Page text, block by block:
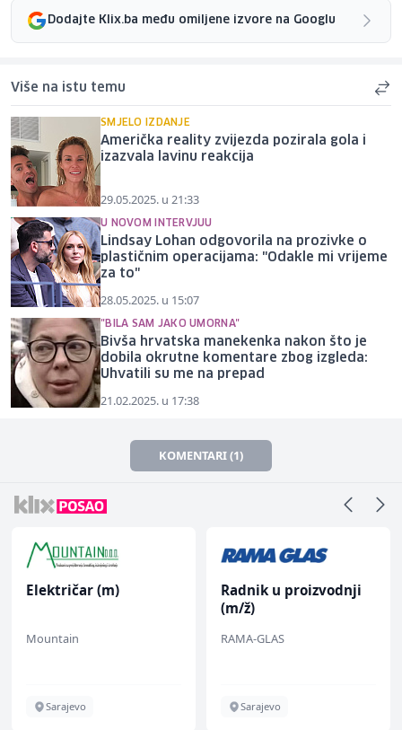
Dodajte Klix.ba među omiljene izvore na Googlu
Više na istu temu
SMJELO IZDANJE
Američka reality zvijezda pozirala gola i
izazvala lavinu reakcija
29.05.2025. u 21:33
U NOVOM INTERVJUU
Lindsay Lohan odgovorila na prozivke o
plastičnim operacijama: "Odakle mi vrijeme
za to"
28.05.2025. u 15:07
"BILA SAM JAKO UMORNA"
Bivša hrvatska manekenka nakon što je
dobila okrutne komentare zbog izgleda:
Uhvatili su me na prepad
21.02.2025. u 17:38
KOMENTARI (1)
Električar (m)
Mountain
Sarajevo
Radnik u proizvodnji
(m/ž)
RAMA-GLAS
Sarajevo